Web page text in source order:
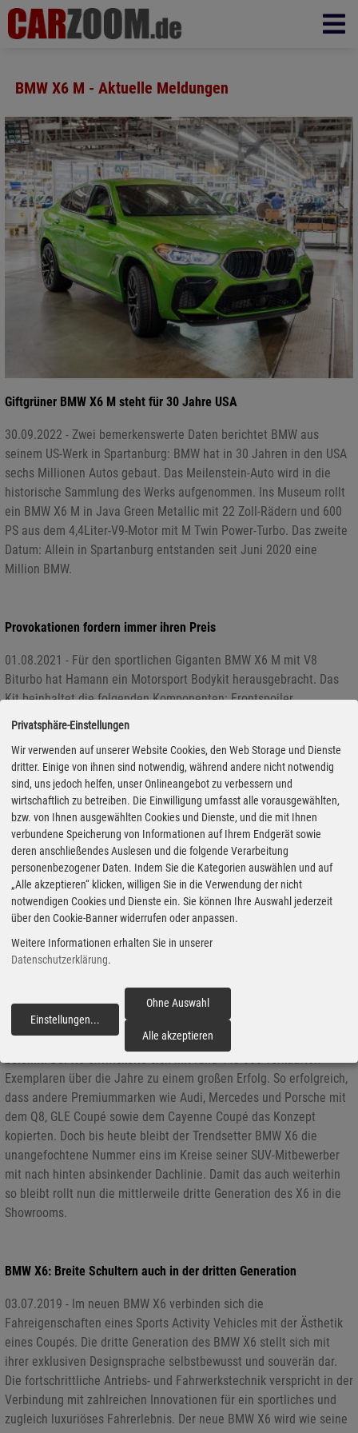
BMW X6 M - Aktuelle Meldungen
Giftgrüner BMW X6 M steht für 30 Jahre USA
30.09.2022 - Zwei bemerkenswerte Daten berichtet BMW aus
seinem US-Werk in Spartanburg: BMW hat in 30 Jahren in den USA
sechs Millionen Autos gebaut. Das Meilenstein-Auto wird in die
historische Sammlung des Werks aufgenommen. Ins Museum rollt
ein BMW X6 M in Java Green Metallic mit 22 Zoll-Rädern und 600
PS aus dem 4,4Liter-V9-Motor mit M Twin Power-Turbo. Das zweite
Datum: Allein in Spartanburg entstanden seit Juni 2020 eine
Million BMW.
Provokationen fordern immer ihren Preis
01.08.2021 - Für den sportlichen Giganten BMW X6 M mit V8
Biturbo hat Hamann ein Motorsport Bodykit herausgebracht. Das
Kit beinhaltet die folgenden Komponenten: Frontspoiler,
Seitenschweller, Heckdiffusor, Heckspoiler, Dachspoiler, 23 Zoll
ZR23, Tieferlegungssatz, exklusiver Fußmattensatz sowie Pedalerie
und Fußstütze in schwarz eloxiertem Aluminium. Als erstes fällt die
Tieferlegung um 35 mm auf. Preis in diesem Fall auf Anfrage:
www.hamann-motorsport.com
Fahrvorstellung BMW X6 M50i: Grillmeister
30.10.2019 - Ja, SUVs polarisieren und passen für manche nicht
mehr so recht in die auf das Klima bedachte Zeit. Trotzdem stehen
die Dickschiffe bei den Käufern hoch im Kurs. Nicht nur bei uns,
sondern weltweit. Noch extremer wird es mit einem Modell wie
legten die Bayern 2008 den Grundstein für ein völlig neues
Segment. Natürlich lässt sich auch hier über den Sinn und Zweck
eines „SUV-Coupés“ streiten. Doch der Mut zur Lücke wurde
Exemplaren über die Jahre zu einem großen Erfolg. So erfolgreich,
dass andere Premiummarken wie Audi, Mercedes und Porsche mit
dem Q8, GLE Coupé sowie dem Cayenne Coupé das Konzept
kopierten. Doch bis heute bleibt der Trendsetter BMW X6 die
unangefochtene Nummer eins im Kreise seiner SUV-Mitbewerber
mit nach hinten absinkender Dachlinie. Damit das auch weiterhin
so bleibt rollt nun die mittlerweile dritte Generation des X6 in die
Showrooms.
BMW X6: Breite Schultern auch in der dritten Generation
03.07.2019 - Im neuen BMW X6 verbinden sich die
Fahreigenschaften eines Sports Activity Vehicles mit der Ästhetik
eines Coupés. Die dritte Generation des BMW X6 stellt sich mit
ihrer exklusiven Designsprache selbstbewusst und souverän dar.
Die fortschrittliche Antriebs- und Fahrwerkstechnik verspricht in der
Verbindung mit zahlreichen Innovationen für ein sportliches und
zugleich luxuriöses Fahrerlebnis. Der neue BMW X6 wird wie seine
Privatsphäre-Einstellungen
Wir verwenden auf unserer Website Cookies, den Web Storage und Dienste
dritter. Einige von ihnen sind notwendig, während andere nicht notwendig
sind, uns jedoch helfen, unser Onlineangebot zu verbessern und
wirtschaftlich zu betreiben. Die Einwilligung umfasst alle vorausgewählten,
bzw. von Ihnen ausgewählten Cookies und Dienste, und die mit Ihnen
verbundene Speicherung von Informationen auf Ihrem Endgerät sowie
deren anschließendes Auslesen und die folgende Verarbeitung
personenbezogener Daten. Indem Sie die Kategorien auswählen und auf
„Alle akzeptieren“ klicken, willigen Sie in die Verwendung der nicht
notwendigen Cookies und Dienste ein. Sie können Ihre Auswahl jederzeit
über den Cookie-Banner widerrufen oder anpassen.
Weitere Informationen erhalten Sie in unserer
Datenschutzerklärung.
Einstellungen...
Ohne Auswahl
Alle akzeptieren